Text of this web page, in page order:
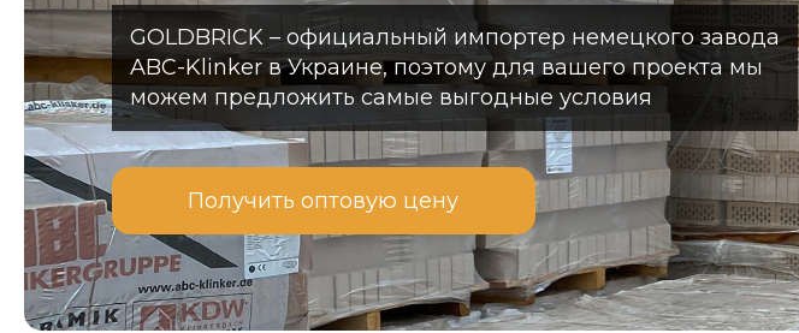
GOLDBRICK – официальный импортер немецкого завода
ABC-Klinker в Украине, поэтому для вашего проекта мы
можем предложить самые выгодные условия
Получить оптовую цену